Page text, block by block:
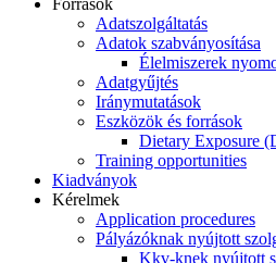
Adatszolgáltatás
Adatok szabványosítása
Élelmiszerek
Adatgyűjtés
Iránymutatások
Eszközök és források
Dietary Exposure
Training opportunities
Kiadványok
Kérelmek
Application procedures
Pályázóknak nyújtott
Kkv-knek nyújtott